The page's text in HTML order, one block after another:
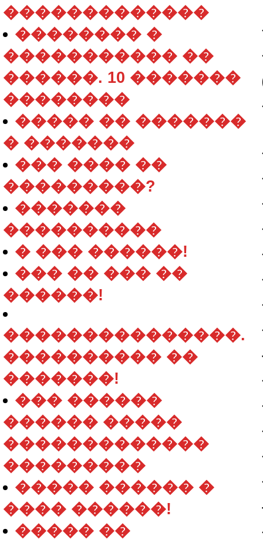
�������������
�������� �
����������� ��
������. 10 �������
��������
����� �� �������
� �������
��� ���� ��
���������?
�������
����������
� ��� ������!
��� �� ��� ��
������!
���������������.
���������� ��
�������!
��� ������
������ �����
�������������
���������
����� ������ �
���� ������!
����� ��